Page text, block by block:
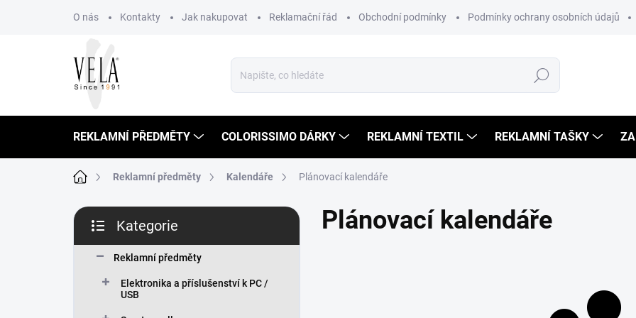
O nás Kontakty Jak nakupovat Reklamační řád Obchodní podmínky Podmínky ochrany osobních údajů
Hledat
REKLAMNÍ PŘEDMĚTY COLORISSIMO DÁRKY REKLAMNÍ TEXTIL REKLAMNÍ TAŠKY
Domů Reklamní předměty Kalendáře Plánovací kalendáře
P
s
kategorie
Kategorie
Reklamní předměty
Elektronika a příslušenství k PC /
USB
Plánovací kalendáře